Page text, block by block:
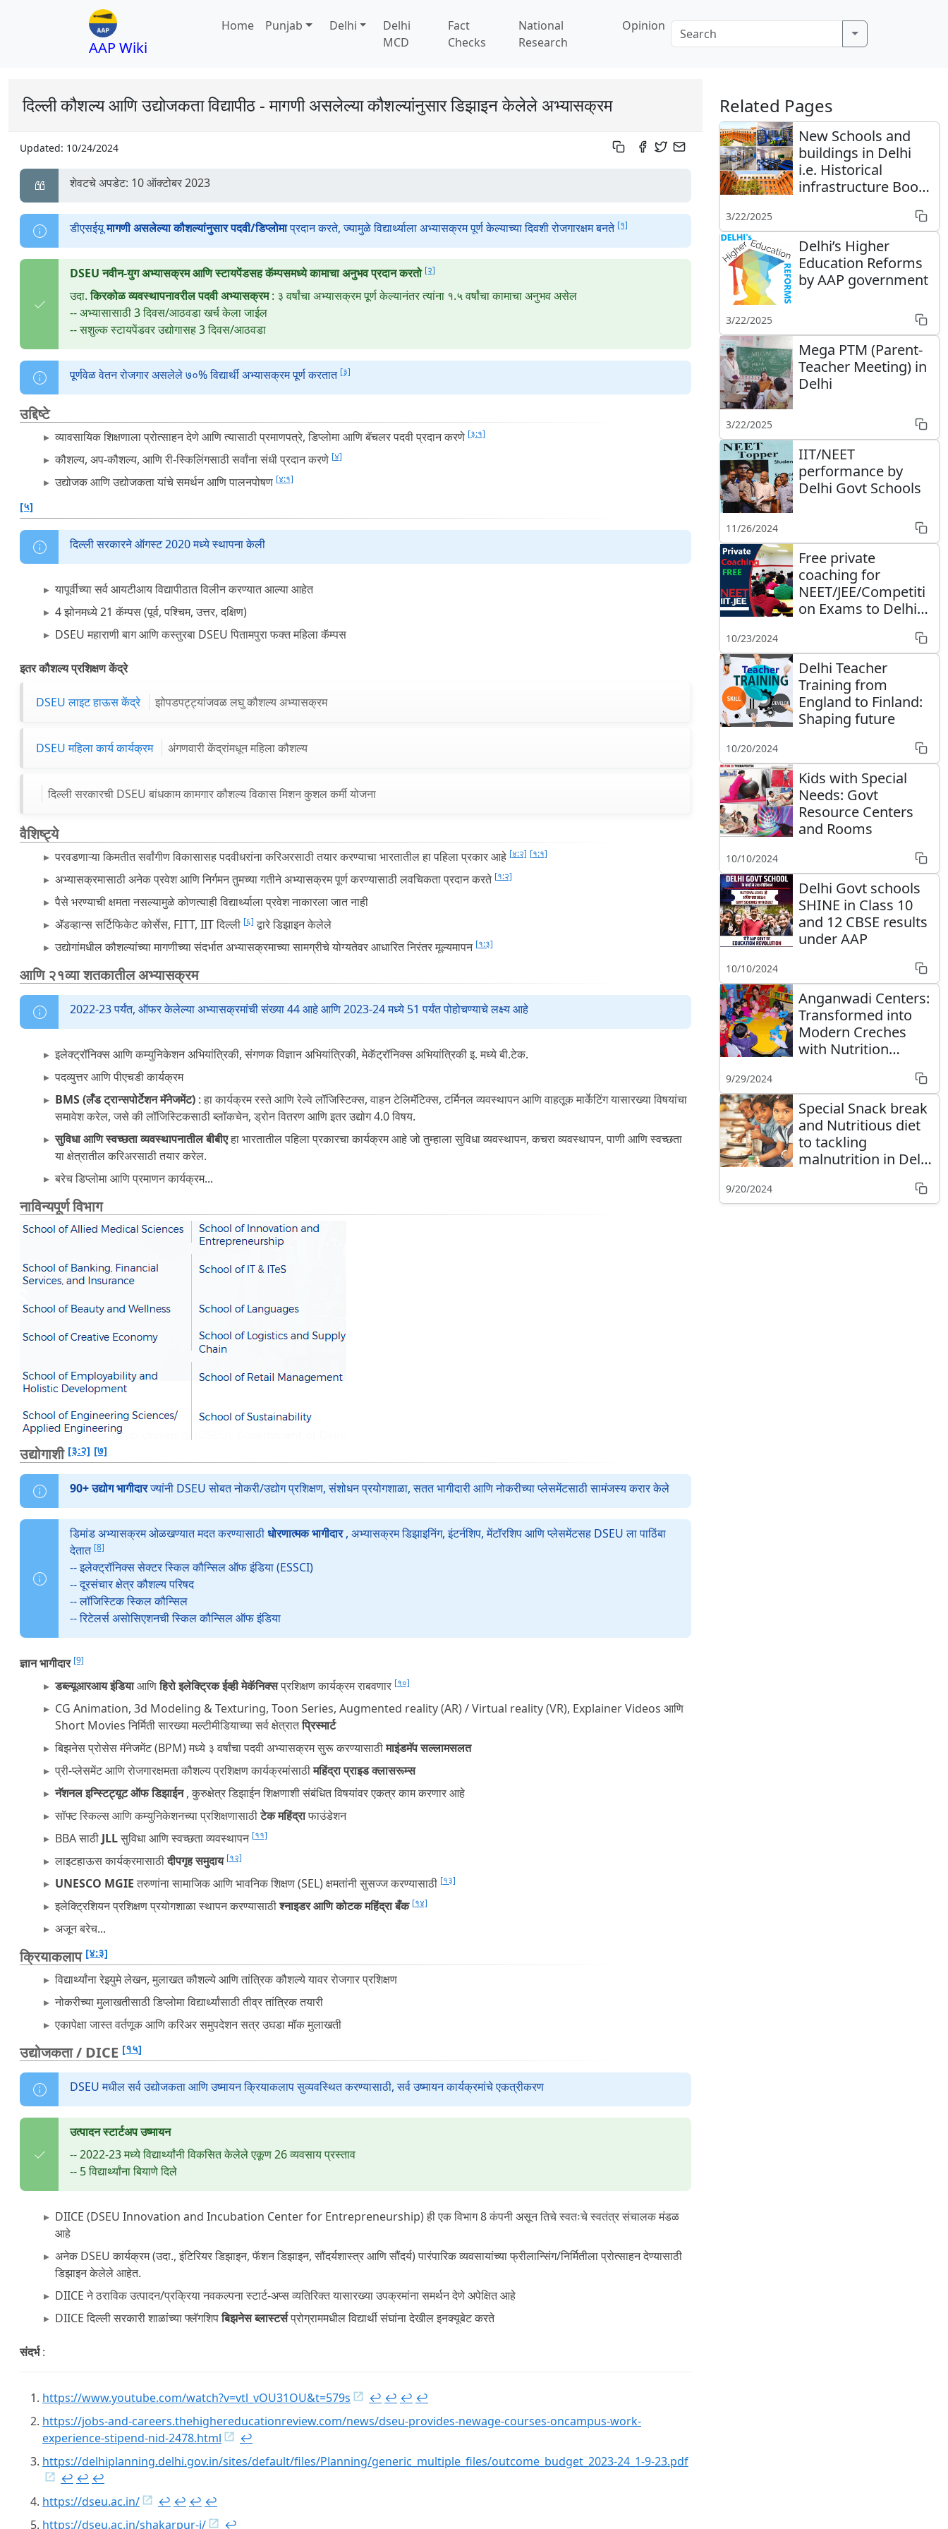
AAP Wiki
Home Punjab Delhi
Delhi
MCD
Fact
Checks
National
Research
Opinion
दिल्ली कौशल्य आणि उद्योजकता विद्यापीठ - मागणी असलेल्या कौशल्यांनुसार डिझाइन केलेले अभ्यासक्रम
Updated: 10/24/2024
शेवटचे अपडेट: 10 ऑक्टोबर 2023
डीएसईयूमागणी असलेल्या कौशल्यांनुसार पदवी/डिप्लोमाप्रदान करते, ज्यामुळे विद्यार्थ्याला अभ्यासक्रम पूर्ण केल्याच्या दिवशी रोजगारक्षम बनते [१]
DSEU नवीन-युग अभ्यासक्रम आणि स्टायपेंडसह कॅम्पसमध्ये कामाचा अनुभव प्रदान करतो [२]
उदा.किरकोळ व्यवस्थापनावरील पदवी अभ्यासक्रम: ३ वर्षांचा अभ्यासक्रम पूर्ण केल्यानंतर त्यांना १.५ वर्षांचा कामाचा अनुभव असेल
-- अभ्यासासाठी 3 दिवस/आठवडा खर्च केला जाईल
-- सशुल्क स्टायपेंडवर उद्योगासह 3 दिवस/आठवडा
पूर्णवेळ वेतन रोजगार असलेले ७०% विद्यार्थी अभ्यासक्रम पूर्ण करतात [३]
उद्दिष्टे
व्यावसायिक शिक्षणाला प्रोत्साहन देणे आणि त्यासाठी प्रमाणपत्रे, डिप्लोमा आणि बॅचलर पदवी प्रदान करणे [३:१]
कौशल्य, अप-कौशल्य, आणि री-स्किलिंगसाठी सर्वांना संधी प्रदान करणे [४]
उद्योजक आणि उद्योजकता यांचे समर्थन आणि पालनपोषण [४:१]
[५]
दिल्ली सरकारने ऑगस्ट 2020 मध्ये स्थापना केली
यापूर्वीच्या सर्व आयटीआय विद्यापीठात विलीन करण्यात आल्या आहेत
4 झोनमध्ये 21 कॅम्पस (पूर्व, पश्चिम, उत्तर, दक्षिण)
DSEU महाराणी बाग आणि कस्तुरबा DSEU पितामपुरा फक्त महिला कॅम्पस
इतर कौशल्य प्रशिक्षण केंद्रे
DSEU लाइट हाऊस केंद्रे झोपडपट्ट्यांजवळ लघु कौशल्य अभ्यासक्रम
DSEU महिला कार्य कार्यक्रम अंगणवारी केंद्रांमधून महिला कौशल्य
दिल्ली सरकारची DSEU बांधकाम कामगार कौशल्य विकास मिशन कुशल कर्मी योजना
वैशिष्ट्ये
परवडणाऱ्या किमतीत सर्वांगीण विकासासह पदवीधरांना करिअरसाठी तयार करण्याचा भारतातील हा पहिला प्रकार आहे [४:२] [१:१]
अभ्यासक्रमासाठी अनेक प्रवेश आणि निर्गमन तुमच्या गतीने अभ्यासक्रम पूर्ण करण्यासाठी लवचिकता प्रदान करते [१:२]
पैसे भरण्याची क्षमता नसल्यामुळे कोणत्याही विद्यार्थ्याला प्रवेश नाकारला जात नाही
ॲडव्हान्स सर्टिफिकेट कोर्सेस, FITT, IIT दिल्ली [६] द्वारे डिझाइन केलेले
उद्योगांमधील कौशल्यांच्या मागणीच्या संदर्भात अभ्यासक्रमाच्या सामग्रीचे योग्यतेवर आधारित निरंतर मूल्यमापन [१:३]
आणि २१व्या शतकातील अभ्यासक्रम
2022-23 पर्यंत, ऑफर केलेल्या अभ्यासक्रमांची संख्या 44 आहे आणि 2023-24 मध्ये 51 पर्यंत पोहोचण्याचे लक्ष्य आहे
इलेक्ट्रॉनिक्स आणि कम्युनिकेशन अभियांत्रिकी, संगणक विज्ञान अभियांत्रिकी, मेकॅट्रॉनिक्स अभियांत्रिकी इ. मध्ये बी.टेक.
पदव्युत्तर आणि पीएचडी कार्यक्रम
BMS (लँड ट्रान्सपोर्टेशन मॅनेजमेंट): हा कार्यक्रम रस्ते आणि रेल्वे लॉजिस्टिक्स, वाहन टेलिमॅटिक्स, टर्मिनल व्यवस्थापन आणि वाहतूक मार्केटिंग यासारख्या विषयांचा
समावेश करेल, जसे की लॉजिस्टिकसाठी ब्लॉकचेन, ड्रोन वितरण आणि इतर उद्योग 4.0 विषय.
सुविधा आणि स्वच्छता व्यवस्थापनातील बीबीएहा भारतातील पहिला प्रकारचा कार्यक्रम आहे जो तुम्हाला सुविधा व्यवस्थापन, कचरा व्यवस्थापन, पाणी आणि स्वच्छता
या क्षेत्रातील करिअरसाठी तयार करेल.
बरेच डिप्लोमा आणि प्रमाणन कार्यक्रम...
नाविन्यपूर्ण विभाग
उद्योगाशी [३:२] [७]
90+ उद्योग भागीदारज्यांनी DSEU सोबत नोकरी/उद्योग प्रशिक्षण, संशोधन प्रयोगशाळा, सतत भागीदारी आणि नोकरीच्या प्लेसमेंटसाठी सामंजस्य करार केले
डिमांड अभ्यासक्रम ओळखण्यात मदत करण्यासाठीधोरणात्मक भागीदार, अभ्यासक्रम डिझाइनिंग, इंटर्नशिप, मेंटॉरशिप आणि प्लेसमेंटसह DSEU ला पाठिंबा
देतात [8]
-- इलेक्ट्रॉनिक्स सेक्टर स्किल कौन्सिल ऑफ इंडिया (ESSCI)
-- दूरसंचार क्षेत्र कौशल्य परिषद
-- लॉजिस्टिक स्किल कौन्सिल
-- रिटेलर्स असोसिएशनची स्किल कौन्सिल ऑफ इंडिया
ज्ञान भागीदार [9]
डब्ल्यूआरआय इंडियाआणिहिरो इलेक्ट्रिकईव्ही मेकॅनिक्सप्रशिक्षण कार्यक्रम राबवणार [१०]
CG Animation, 3d Modeling & Texturing, Toon Series, Augmented reality (AR) / Virtual reality (VR), Explainer Videos आणि
Short Movies निर्मिती सारख्या मल्टीमीडियाच्या सर्व क्षेत्रातप्रिस्मार्ट
बिझनेस प्रोसेस मॅनेजमेंट (BPM) मध्ये ३ वर्षांचा पदवी अभ्यासक्रम सुरू करण्यासाठीमाइंडमॅप सल्लामसलत
प्री-प्लेसमेंट आणि रोजगारक्षमता कौशल्य प्रशिक्षण कार्यक्रमांसाठीमहिंद्रा प्राइड क्लासरूम्स
नॅशनल इन्स्टिट्यूट ऑफ डिझाईन, कुरुक्षेत्र डिझाईन शिक्षणाशी संबंधित विषयांवर एकत्र काम करणार आहे
सॉफ्ट स्किल्स आणि कम्युनिकेशनच्या प्रशिक्षणासाठीटेक महिंद्राफाउंडेशन
BBA साठी JLLसुविधा आणि स्वच्छता व्यवस्थापन [११]
लाइटहाऊस कार्यक्रमासाठीदीपगृह समुदाय [१२]
UNESCO MGIEतरुणांना सामाजिक आणि भावनिक शिक्षण (SEL) क्षमतांनी सुसज्ज करण्यासाठी [१३]
इलेक्ट्रिशियन प्रशिक्षण प्रयोगशाळा स्थापन करण्यासाठीश्नाइडर आणि कोटक महिंद्रा बँक [१४]
अजून बरेच...
क्रियाकलाप [४:३]
विद्यार्थ्यांना रेझ्युमे लेखन, मुलाखत कौशल्ये आणि तांत्रिक कौशल्ये यावर रोजगार प्रशिक्षण
नोकरीच्या मुलाखतीसाठी डिप्लोमा विद्यार्थ्यांसाठी तीव्र तांत्रिक तयारी
एकापेक्षा जास्त वर्तणूक आणि करिअर समुपदेशन सत्र उघडा मॉक मुलाखती
उद्योजकता / DICE [१५]
DSEU मधील सर्व उद्योजकता आणि उष्मायन क्रियाकलाप सुव्यवस्थित करण्यासाठी, सर्व उष्मायन कार्यक्रमांचे एकत्रीकरण
उत्पादन स्टार्टअप उष्मायन
-- 2022-23 मध्ये विद्यार्थ्यांनी विकसित केलेले एकूण 26 व्यवसाय प्रस्ताव
-- 5 विद्यार्थ्यांना बियाणे दिले
DIICE (DSEU Innovation and Incubation Center for Entrepreneurship) ही एक विभाग 8 कंपनी असून तिचे स्वतःचे स्वतंत्र संचालक मंडळ
आहे
अनेक DSEU कार्यक्रम (उदा., इंटिरियर डिझाइन, फॅशन डिझाइन, सौंदर्यशास्त्र आणि सौंदर्य) पारंपारिक व्यवसायांच्या फ्रीलान्सिंग/निर्मितीला प्रोत्साहन देण्यासाठी
डिझाइन केलेले आहेत.
DIICE ने ठराविक उत्पादन/प्रक्रिया नवकल्पना स्टार्ट-अप्स व्यतिरिक्त यासारख्या उपक्रमांना समर्थन देणे अपेक्षित आहे
DIICE दिल्ली सरकारी शाळांच्या फ्लॅगशिपबिझनेस ब्लास्टर्सप्रोग्राममधील विद्यार्थी संघांना देखील इनक्यूबेट करते
संदर्भ:
https://www.youtube.com/watch?v=vtl_vOU31OU&t=579s ↩︎ ↩︎ ↩︎ ↩︎
https://jobs-and-careers.thehighereducationreview.com/news/dseu-provides-newage-courses-oncampus-work-
experience-stipend-nid-2478.html
↩︎
https://delhiplanning.delhi.gov.in/sites/default/files/Planning/generic_multiple_files/outcome_budget_2023-24_1-9-23.pdf
↩︎ ↩︎ ↩︎
https://dseu.ac.in/
↩︎ ↩︎ ↩︎ ↩︎
https://dseu.ac.in/shakarpur-i/
↩︎
Related Pages
New Schools and
buildings in Delhi
i.e. Historical
infrastructure Boost
3/22/2025
Delhi’s Higher
Education Reforms
by AAP government
3/22/2025
Mega PTM (Parent-
Teacher Meeting) in
Delhi
3/22/2025
IIT/NEET
performance by
Delhi Govt Schools
11/26/2024
Free private
coaching for
NEET/JEE/Competiti
on Exams to Delhi
10/23/2024
Delhi Teacher
Training from
England to Finland:
Shaping future
10/20/2024
Kids with Special
Needs: Govt
Resource Centers
and Rooms
10/10/2024
Delhi Govt schools
SHINE in Class 10
and 12 CBSE results
under AAP
10/10/2024
Anganwadi Centers:
Transformed into
Modern Creches
with Nutrition
9/29/2024
Special Snack break
and Nutritious diet
to tackling
malnutrition in Delhi
9/20/2024